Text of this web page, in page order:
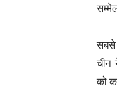
सबसे
चीन
को